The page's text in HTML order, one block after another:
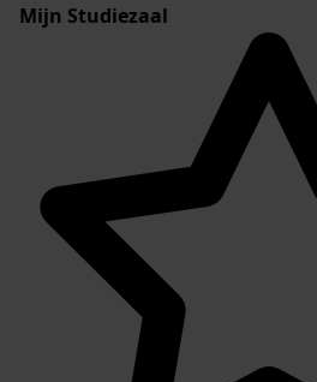
Mijn Studiezaal